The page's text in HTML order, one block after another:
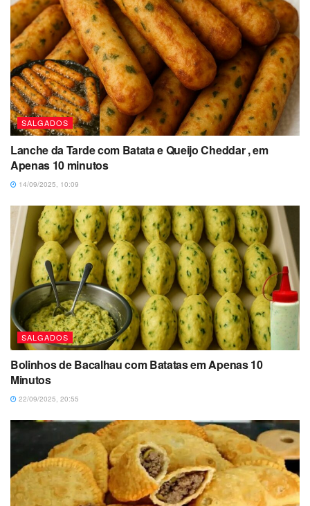
SALGADOS
Lanche da Tarde com Batata e Queijo Cheddar , em
Apenas 10 minutos
14/09/2025, 10:09
SALGADOS
Bolinhos de Bacalhau com Batatas em Apenas 10
Minutos
22/09/2025, 20:55